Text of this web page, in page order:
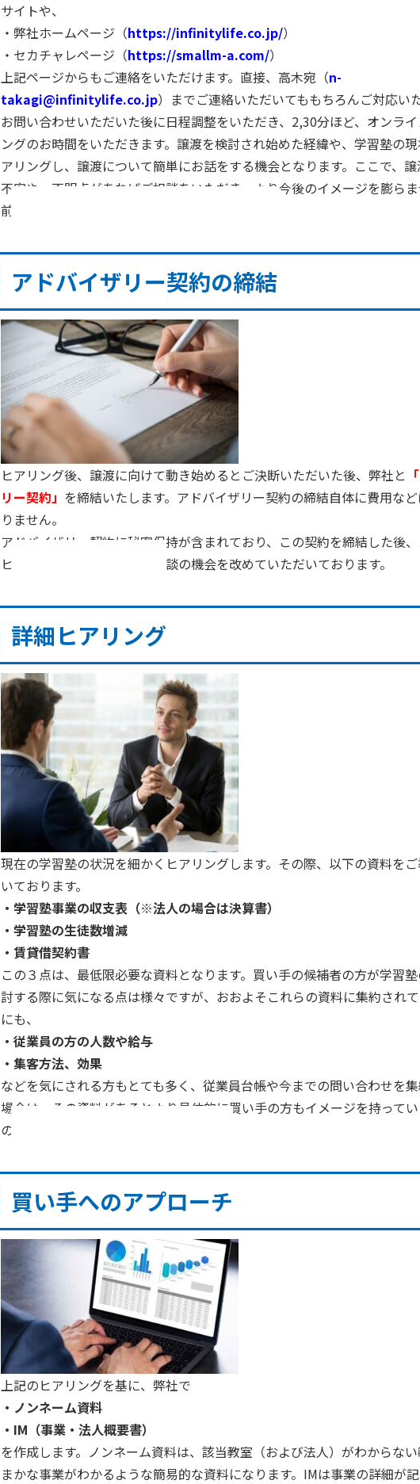
サイトや、
・弊社ホームページ（https://infinitylife.co.jp/）
・セカチャレページ（https://smallm-a.com/）
上記ページからもご連絡をいただけます。直接、高木宛（n-
takagi@infinitylife.co.jp）までご連絡いただいてももちろんご対応いた
お問い合わせいただいた後に日程調整をいただき、 2,30分ほど、オンラ
ングのお時間をいただきます。譲渡を検討され始めた経緯や、学習塾の
アリングし、譲渡について簡単にお話をする機会となります。ここで、
不安や、不明点があればご相談をいただき、より今後のイメージを膨らま
前に進んでいただくかをお決めいただきます。
アドバイザリー契約の締結
ヒアリング後、譲渡に向けて動き始めるとご決断いただいた後、弊社と
リー契約」 を締結いたします。アドバイザリー契約の締結自体に費用な
りません。
アドバイザリー契約に秘密保持が含まれており、この契約を締結した後
ヒアリングをするためにご面談の機会を改めていただいております。
詳細ヒアリング
現在の学習塾の状況を細かくヒアリングします。その際、以下の資料を
いております。
・学習塾事業の収支表（※法人の場合は決算書）
・学習塾の生徒数増減
・賃貸借契約書
この３点は、最低限必要な資料となります。買い手の候補者の方が学習
討する際に気になる点は様々ですが、おおよそこれらの資料に集約され
にも、
・従業員の方の人数や給与
・集客方法、効果
などを気にされる方もとても多く、従業員台帳や今までの問い合わせを
場合は、その資料があるとより具体的に買い手の方もイメージを持って
のとなります。
買い手へのアプローチ
上記のヒアリングを基に、弊社で
・ノンネーム資料
・ IM （事業・法人概要書）
を作成します。ノンネーム資料は、該当教室（および法人）がわからな
まかな事業がわかるような簡易的な資料になります。 IMは事業の詳細が